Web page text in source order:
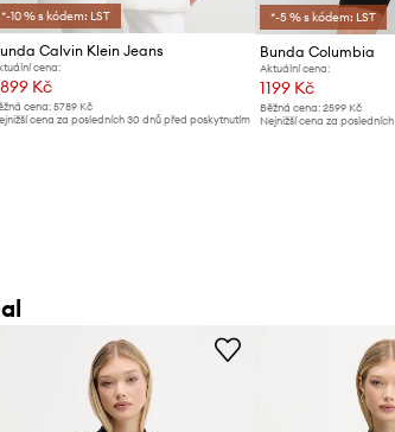
*-10 % s kódem: LST
Calvin Klein Jeans
cena:
Kč
cena:5789 Kč
cena za posledních 30 dnů před poskytnutím
*-5 % s kódem: LST
Bunda Columbia
Aktuální cena:
1199 Kč
Běžná cena: 2599 Kč
Nejnižší cena za